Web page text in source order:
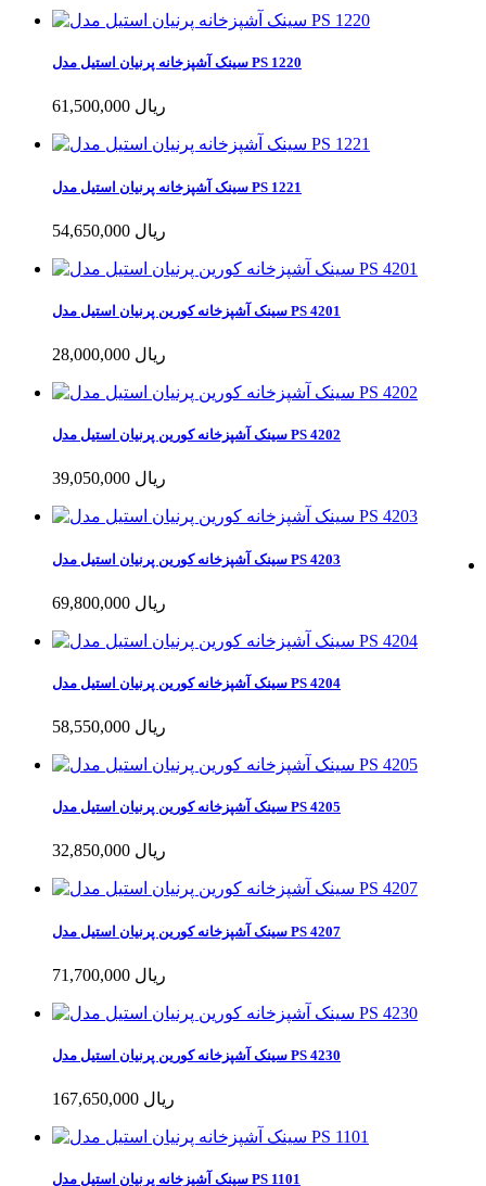
سینک آشپزخانه پرنیان استیل مدل PS 1220
61,500,000 ریال
سینک آشپزخانه پرنیان استیل مدل PS 1221
54,650,000 ریال
سینک آشپزخانه کورین پرنیان استیل مدل PS 4201
28,000,000 ریال
سینک آشپزخانه کورین پرنیان استیل مدل PS 4202
39,050,000 ریال
سینک آشپزخانه کورین پرنیان استیل مدل PS 4203
69,800,000 ریال
سینک آشپزخانه کورین پرنیان استیل مدل PS 4204
58,550,000 ریال
سینک آشپزخانه کورین پرنیان استیل مدل PS 4205
32,850,000 ریال
سینک آشپزخانه کورین پرنیان استیل مدل PS 4207
71,700,000 ریال
سینک آشپزخانه کورین پرنیان استیل مدل PS 4230
167,650,000 ریال
سینک آشپزخانه پرنیان استیل مدل PS 1101